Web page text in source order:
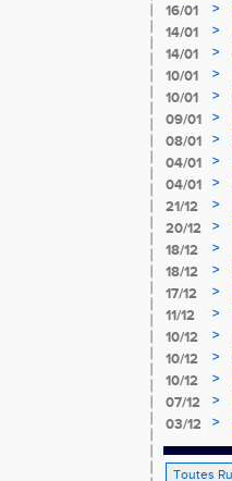
16/01 >
14/01
>
14/01
>
10/01
>
10/01
>
09/01 >
08/01
>
04/01
>
04/01
>
21/12
>
20/12
>
18/12
>
18/12
>
17/12
>
11/12 >
10/12
>
10/12
>
10/12
>
07/12
>
03/12
>